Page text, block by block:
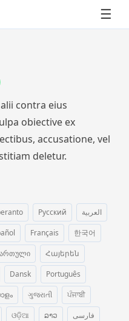
☰
contra eius
obiective ex
accusatione, vel
deletur.
Русский
العربية
Français
한국어
Հայերեն
Dansk
Português
ગુજરાતી
ਪੰਜਾਬੀ
ଓଡ଼ିଆ ລາວ
فارسی